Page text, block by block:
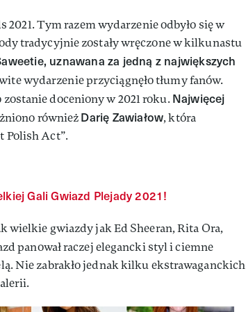
Tym razem wydarzenie odbyło się w
tradycyjnie zostały wręczone w kilkunastu
uznawana za jedną z największych
wydarzenie przyciągnęło tłumy fanów.
doceniony w 2021 roku. Najwięcej
równieżDarię Zawiałow, która
Polish Act”.
Gali Gwiazd Plejady 2021!
wielkie gwiazdy jak Ed Sheeran, Rita Ora,
panował raczej elegancki styl i ciemne
Nie zabrakło jednak kilku ekstrawaganckich